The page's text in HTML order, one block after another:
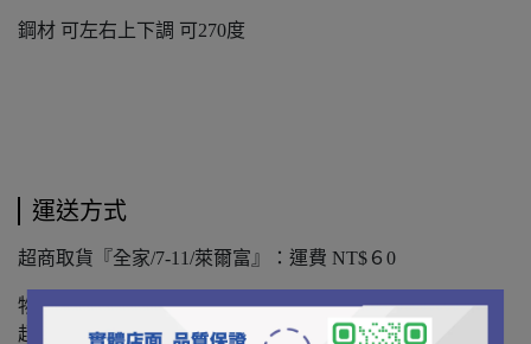
鋼材 可左右上下調 可270度
運送方式
超商取貨『全家/7-11/萊爾富』：運費 NT$６0
物流時間約2-3天。
超商取貨材積限制超過45cm無法出貨，請改宅配。